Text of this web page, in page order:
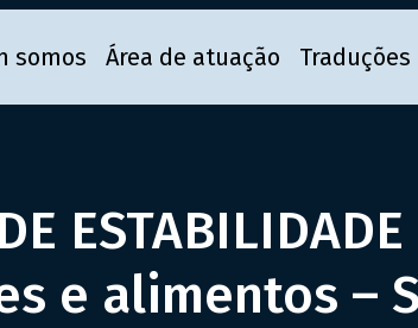
somos Área de atuação
e alimentos –